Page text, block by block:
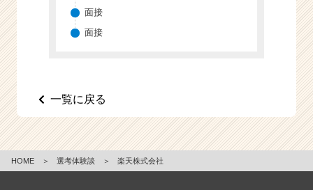
面接
面接
一覧に戻る
HOME ＞ 選考体験談 ＞ 楽天株式会社